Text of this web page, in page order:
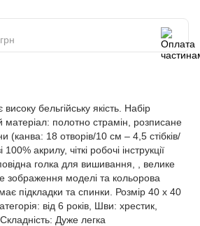
бельгійську якість. Набір
матеріал: полотно страмін, розписане
(канва: 18 отворів/10 см – 4,5 стібків/
акрилу, чіткі робочі інструкції
голка для вишивання, , велике
зображення моделі та кольорова
підкладки та спинки. Розмір 40 x 40
від 6 років, Шви: хрестик,
Складність: Дуже легка